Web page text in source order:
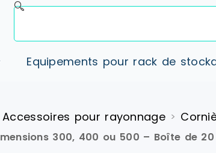
Equipements pour rack de
Accessoires pour rayonnage >
300, 400 ou 500 – Boîte de